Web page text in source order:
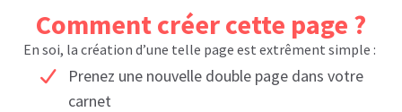
Comment créer cette page ?
En soi, la création d’une telle page est extrêment simple :
Prenez une nouvelle double page dans votre
carnet